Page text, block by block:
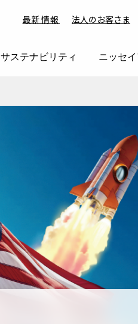
最新情報 法人のお客さま
サステナビリティ ニッセ